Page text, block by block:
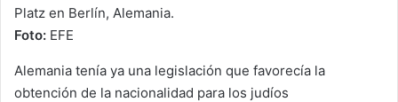
Platz en Berlín, Alemania.
Foto: EFE
Alemania tenía ya una legislación que favorecía la
obtención de la nacionalidad para los judíos